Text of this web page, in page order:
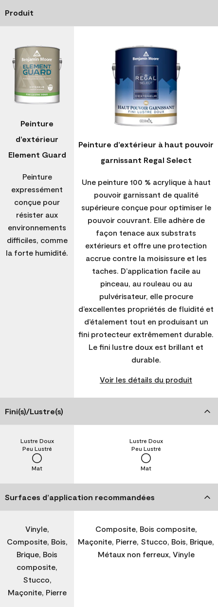
Produit
Peinture
d’extérieur
Element Guard
Peinture
expressément
conçue pour
résister aux
environnements
difficiles, comme
la forte humidité.
Peinture d’extérieur à haut pouvoir
garnissant Regal Select
Une peinture 100 % acrylique à haut
pouvoir garnissant de qualité
supérieure conçue pour optimiser le
pouvoir couvrant. Elle adhère de
façon tenace aux substrats
extérieurs et offre une protection
accrue contre la moisissure et les
taches. D’application facile au
pinceau, au rouleau ou au
pulvérisateur, elle procure
d’excellentes propriétés de fluidité et
d’étalement tout en produisant un
fini protecteur extrêmement durable.
Le fini lustre doux est brillant et
durable.
Voir les détails du produit
Fini(s)/Lustre(s)
Mat
Peu Lustré
Lustre Doux
Mat
Peu Lustré
Lustre Doux
Surfaces d’application recommandées
Vinyle,
Composite, Bois,
Brique, Bois
composite,
Stucco,
Maçonite, Pierre
Composite, Bois composite,
Maçonite, Pierre, Stucco, Bois, Brique,
Métaux non ferreux, Vinyle